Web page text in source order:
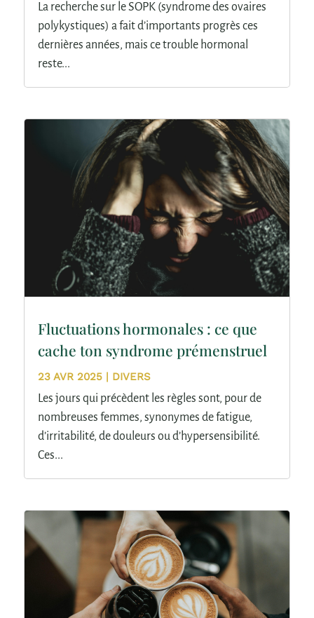
La recherche sur le SOPK (syndrome des ovaires
polykystiques) a fait d’importants progrès ces
dernières années, mais ce trouble hormonal
reste...
Fluctuations hormonales : ce que
cache ton syndrome prémenstruel
23 AVR 2025| DIVERS
Les jours qui précèdent les règles sont, pour de
nombreuses femmes, synonymes de fatigue,
d’irritabilité, de douleurs ou d’hypersensibilité.
Ces...